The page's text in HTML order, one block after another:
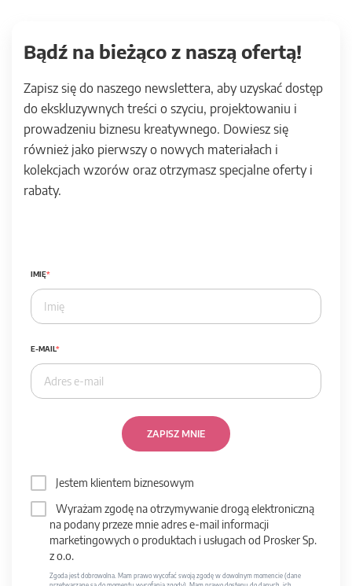
Bądź na bieżąco z naszą ofertą!
Zapisz się do naszego newslettera, aby uzyskać dostęp
do ekskluzywnych treści o szyciu, projektowaniu i
prowadzeniu biznesu kreatywnego. Dowiesz się
również jako pierwszy o nowych materiałach i
kolekcjach wzorów oraz otrzymasz specjalne oferty i
rabaty.
IMIĘ
E-MAIL
ZAPISZ MNIE
Jestem klientem biznesowym
Wyrażam zgodę na otrzymywanie drogą elektroniczną
na podany przeze mnie adres e-mail informacji
marketingowych o produktach i usługach od Prosker Sp.
z o.o.
Zgoda jest dobrowolna. Mam prawo wycofać swoją zgodę w dowolnym momencie (dane